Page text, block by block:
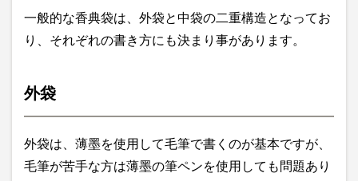
一般的な香典袋は、外袋と中袋の二重構造となってお
り、それぞれの書き方にも決まり事があります。
外袋
外袋は、薄墨を使用して毛筆で書くのが基本ですが、
毛筆が苦手な方は薄墨の筆ペンを使用しても問題あり